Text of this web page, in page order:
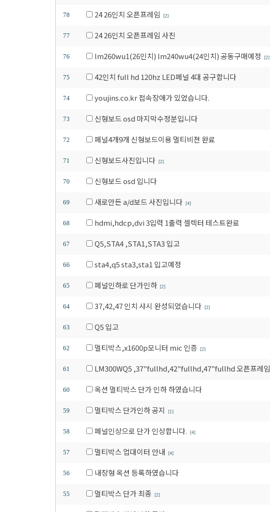
78 24 26인치 오픈프레임 [2]
77 24 26인치 오픈프레임 사진
76 lm260wu1(26인치) lm240wu4(24인치) 공동구매예정 [2]
75 42인치 full hd 120hz LED페널 4대 공구합니다
74 youjins.co.kr 접속장애가 있었습니다.
73 신형보드 osd 마지막수정분입니다
72 페널4개9개 신형보드이용 멀티비젼 완료
71 신형보드사진입니다 [2]
70 신형보드 osd 입니다
69 새로만든 a/d보드 사진입니다 [4]
68 hdmi,hdcp,dvi 3입력 1출력 셀렉터 테스트완료
67 Q5,STA4 ,STA1,STA3 입고
66 sta4,q5 sta3,sta1 입고예정
65 페널인하로 단가인하 [2]
64 37,42,47 인치 샤시 완성되었습니다 [2]
63 Q5 입고
62 멀티박스,x1600p모니터 mic 인증 [2]
61 LM300WQ5 ,37"fullhd,42"fullhd,47"fullhd 오픈프레임
60 옥션 멀티박스 단가 인하 하였습니다
59 멀티박스 단가인하 공지 [1]
58 페널인상으로 단가 인상합니다. [4]
57 멀티박스 업대이터 안내 [4]
56 내장형 옥션 등록하였습니다
55 멀티박스 단가 최종 [2]